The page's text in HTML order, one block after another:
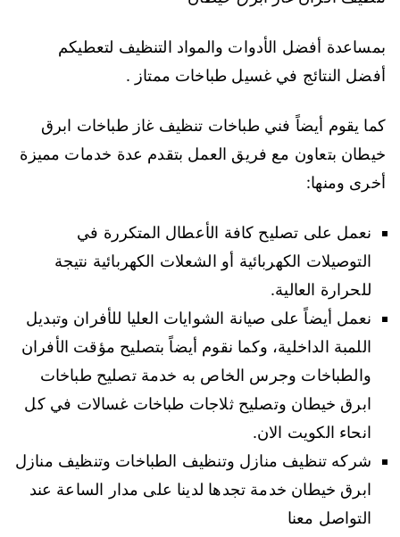
بمساعدة أفضل الأدوات والمواد التنظيف لتعطيكم
أفضل النتائج في غسيل طباخات ممتاز .
كما يقوم أيضاً فني طباخات تنظيف غاز طباخات ابرق
خيطان بتعاون مع فريق العمل بتقدم عدة خدمات مميزة
أخرى ومنها:
نعمل على تصليح كافة الأعطال المتكررة في
التوصيلات الكهربائية أو الشعلات الكهربائية نتيجة
للحرارة العالية.
نعمل أيضاً على صيانة الشوايات العليا للأفران وتبديل
اللمبة الداخلية، وكما نقوم أيضاً بتصليح مؤقت الأفران
والطباخات وجرس الخاص به خدمة تصليح طباخات
ابرق خيطان وتصليح ثلاجات طباخات غسالات في كل
انحاء الكويت الان.
شركه تنظيف منازل وتنظيف الطباخات وتنظيف منازل
ابرق خيطان خدمة تجدها لدينا على مدار الساعة عند
التواصل معنا